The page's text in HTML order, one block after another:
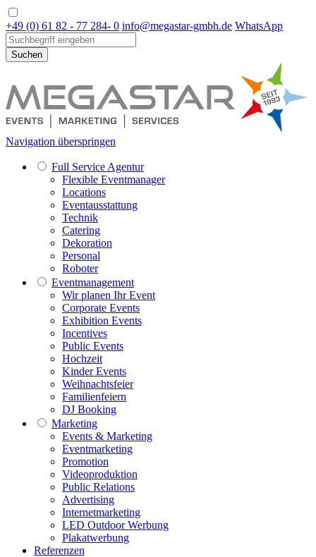
+49 (0) 61 82 - 77 284- 0 info@megastar-gmbh.de WhatsApp
Suchen
Navigation überspringen
Full Service Agentur
Flexible Eventmanager
Locations
Eventausstattung
Technik
Catering
Dekoration
Personal
Roboter
Eventmanagement
Wir planen Ihr Event
Corporate Events
Exhibition Events
Incentives
Public Events
Hochzeit
Kinder Events
Weihnachtsfeier
Familienfeiern
DJ Booking
Marketing
Events & Marketing
Eventmarketing
Promotion
Videoproduktion
Public Relations
Advertising
Internetmarketing
LED Outdoor Werbung
Plakatwerbung
Referenzen